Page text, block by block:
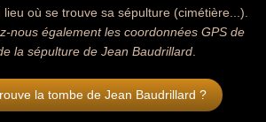
où se trouve sa sépulture (cimétière...).
nous également les coordonnées GPS de
la sépulture de Jean Baudrillard
la tombe de Jean Baudrillard ?